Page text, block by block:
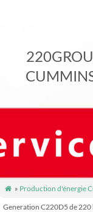
 » Production d'énergie
Generation C220D5 de 220